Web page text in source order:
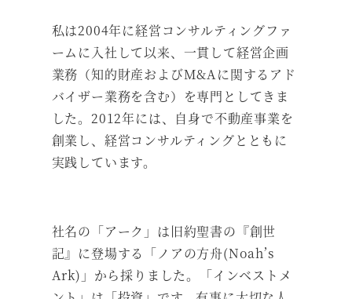
私は2004年に経営コンサルティングファ
ームに入社して以来、一貫して経営企画
業務（知的財産およびM&Aに関するアド
バイザー業務を含む）を専門としてきま
した。2012年には、自身で不動産事業を
創業し、経営コンサルティングとともに
実践しています。
社名の「アーク」は旧約聖書の『創世
記』に登場する「ノアの方舟(Noah’s
Ark)」から採りました。「インベストメ